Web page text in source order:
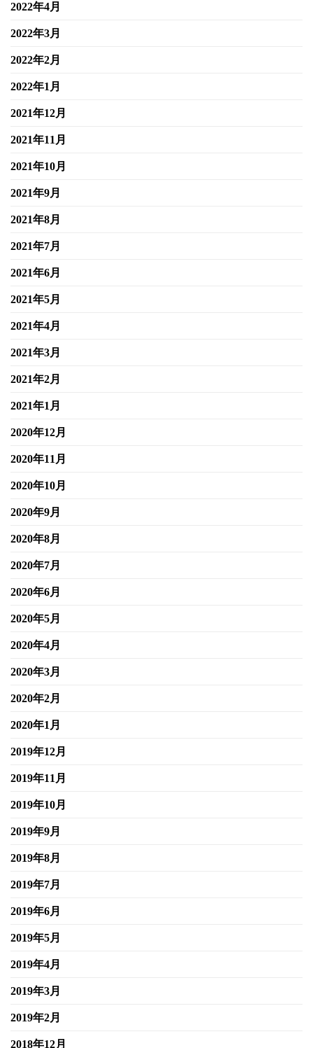
2022年4月
2022年3月
2022年2月
2022年1月
2021年12月
2021年11月
2021年10月
2021年9月
2021年8月
2021年7月
2021年6月
2021年5月
2021年4月
2021年3月
2021年2月
2021年1月
2020年12月
2020年11月
2020年10月
2020年9月
2020年8月
2020年7月
2020年6月
2020年5月
2020年4月
2020年3月
2020年2月
2020年1月
2019年12月
2019年11月
2019年10月
2019年9月
2019年8月
2019年7月
2019年6月
2019年5月
2019年4月
2019年3月
2019年2月
2018年12月